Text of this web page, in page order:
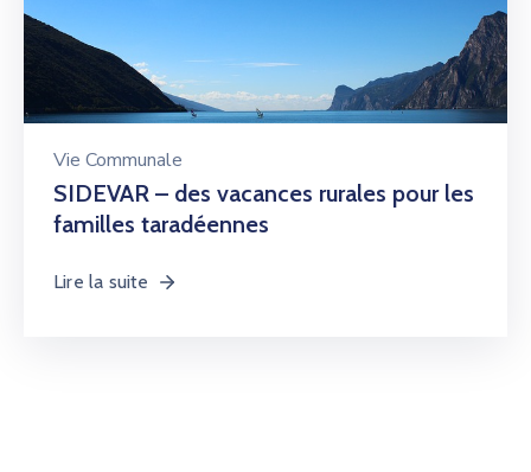
Vie Communale
SIDEVAR – des vacances rurales pour les
familles taradéennes
Lire la suite